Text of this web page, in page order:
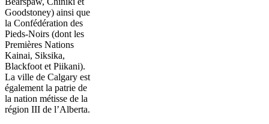
Goodstoney) ainsi que
la Confédération des
Pieds-Noirs (dont les
Premières Nations
Kainai, Siksika,
Blackfoot et Piikani).
La ville de Calgary est
également la patrie de
la nation métisse de la
région III de l’Alberta.